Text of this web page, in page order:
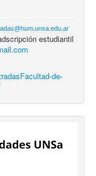
estudiantil
de-